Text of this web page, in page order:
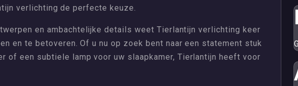
verlichting de perfecte keuze.
en ambachtelijke details weet Tierlantijn verlichting keer
en te betoveren. Of u nu op zoek bent naar een statement stuk
of een subtiele lamp voor uw slaapkamer, Tierlantijn heeft voor